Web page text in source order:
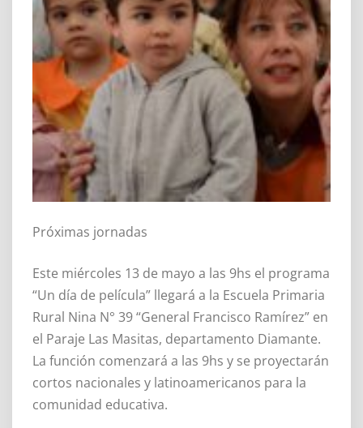
Próximas jornadas
Este miércoles 13 de mayo a las 9hs el programa
“Un día de película” llegará a la Escuela Primaria
Rural Nina N° 39 “General Francisco Ramírez” en
el Paraje Las Masitas, departamento Diamante.
La función comenzará a las 9hs y se proyectarán
cortos nacionales y latinoamericanos para la
comunidad educativa.